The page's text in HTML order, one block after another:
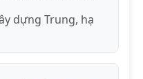
dựng Trung, hạ